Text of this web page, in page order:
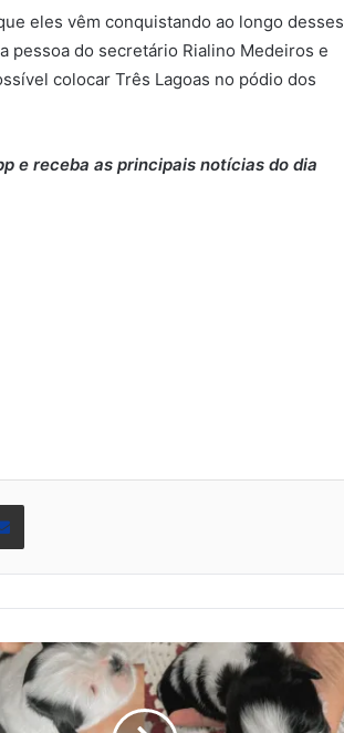
eles vêm conquistando ao longo desses
pessoa do secretário Rialino Medeiros e
colocar Três Lagoas no pódio dos
e receba as principais notícias do dia
Compartilhar
mail